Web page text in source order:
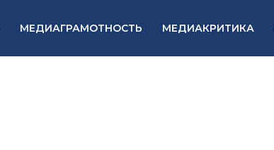
МЕДИАГРАМОТНОСТЬ МЕДИАКРИТИКА